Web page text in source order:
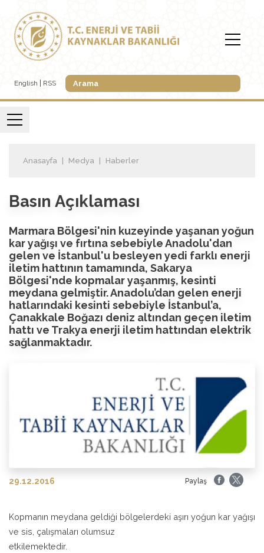
English RSS
Anasayfa Medya Haberler
Basın Açıklaması
Marmara Bölgesi'nin kuzeyinde yaşanan yoğun
kar yağışı ve fırtına sebebiyle Anadolu'dan
gelen ve İstanbul'u besleyen yedi farklı enerji
iletim hattının tamamında, Sakarya
Bölgesi'nde kopmalar yaşanmış, kesinti
meydana gelmiştir. Anadolu’dan gelen enerji
hatlarındaki kesinti sebebiyle İstanbul’a,
Çanakkale Boğazı deniz altından geçen iletim
hattı ve Trakya enerji iletim hattından elektrik
sağlanmaktadır.
29.12.2016 Paylaş
Kopmanın meydana geldiği bölgelerdeki aşırı yoğun kar yağışı
ve sis, çalışmaları olumsuz
etkilemektedir.